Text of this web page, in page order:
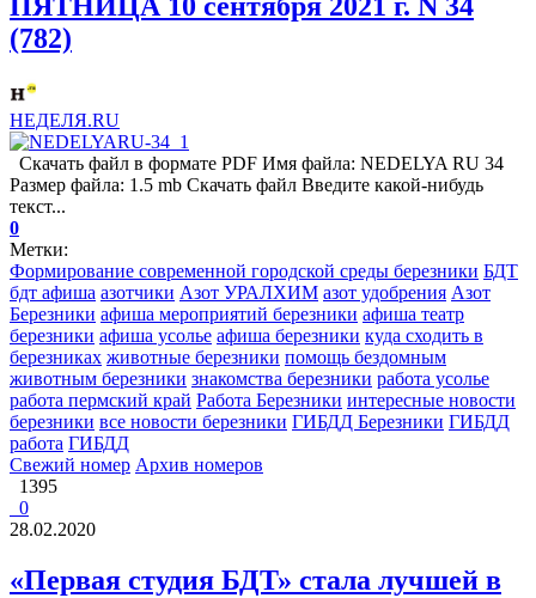
(782)
НЕДЕЛЯ.RU
Скачать файл в формате PDF Имя файла: NEDELYA RU 34
Размер файла: 1.5 mb Скачать файл Введите какой-нибудь
текст...
0
Метки:
Формирование современной городской среды березники БДТ
бдт афиша азотчики Азот УРАЛХИМ азот удобрения Азот
Березники афиша мероприятий березники афиша театр
березники афиша усолье афиша березники куда сходить в
березниках животные березники помощь бездомным
животным березники знакомства березники работа усолье
работа пермский край Работа Березники интересные новости
березники все новости березники ГИБДД Березники ГИБДД
работа ГИБДД
Свежий номер Архив номеров
1395
0
28.02.2020
«Первая студия БДТ» стала лучшей в